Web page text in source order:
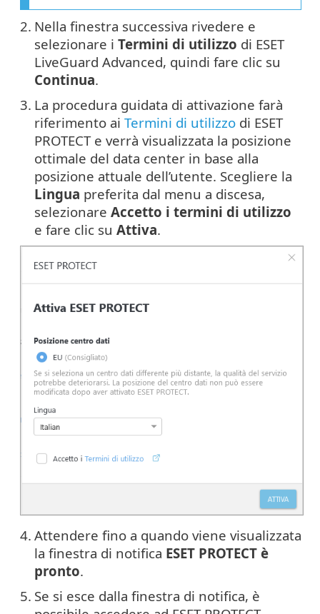
2. Nella finestra successiva rivedere e
selezionare i Termini di utilizzo di ESET
LiveGuard Advanced, quindi fare clic su
Continua.
3. La procedura guidata di attivazione farà
riferimento ai Termini di utilizzo di ESET
PROTECT e verrà visualizzata la posizione
ottimale del data center in base alla
posizione attuale dell’utente. Scegliere la
Lingua preferita dal menu a discesa,
selezionare Accetto i termini di utilizzo
e fare clic su Attiva.
4. Attendere fino a quando viene visualizzata
la finestra di notifica ESET PROTECT è
pronto.
5. Se si esce dalla finestra di notifica, è